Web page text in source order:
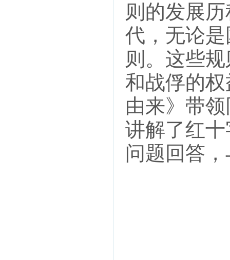
则的发展
代，无论
则。这些
和战俘的
由来》带
讲解了红
问题回答